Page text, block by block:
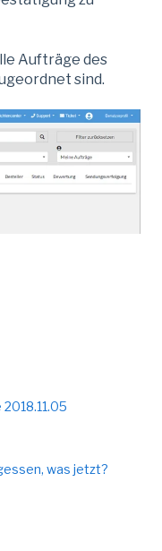
Aufträge des
sind.
was jetzt?